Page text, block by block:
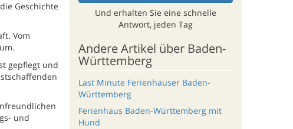
Geschichte
Vom
gepflegt und
und
Und erhalten Sie eine schnelle
Antwort, jeden Tag
Andere Artikel über Baden-
Württemberg
Last Minute Ferienhäuser Baden-
Württemberg
Ferienhaus Baden-Württemberg mit
Hund